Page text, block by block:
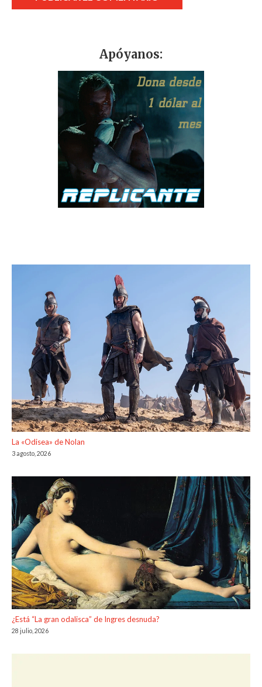
Apóyanos:
La «Odisea» de Nolan
3 agosto, 2026
¿Está “La gran odalisca” de Ingres desnuda?
28 julio, 2026